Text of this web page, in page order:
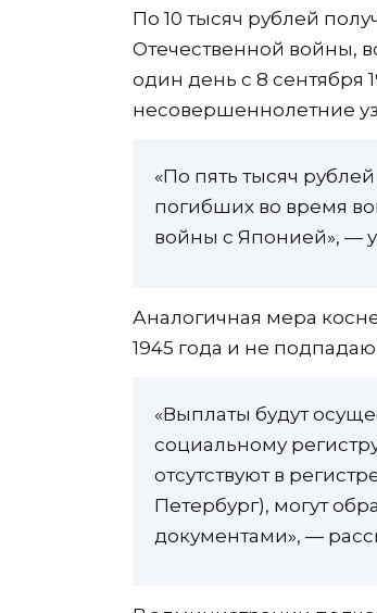
По 10 тысяч рублей
Отечественной войны,
один день с 8 сентября
несовершеннолетние
«По пять тысяч
погибших во время
войны с Японией», —
Аналогичная мера
1945 года и не
«Выплаты будут
социальному
отсутствуют в
Петербург), могут
документами», —